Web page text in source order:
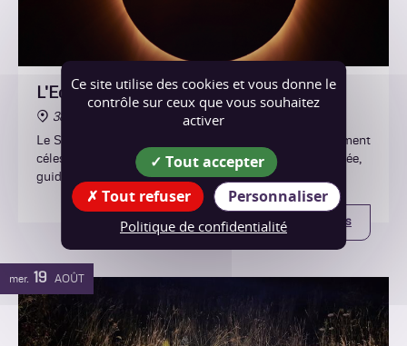
L'Eclipse de Soleil
38470 Chasselay
Le Soleil a rendez-vous avec la Lune ! Vivez cet événement
céleste rare en direct et de manière totalement sécurisée,
guidé par un astronome professionnel.
Plus d'infos
mer. 19 AOÛT
Ce site utilise des cookies et vous donne le
contrôle sur ceux que vous souhaitez
activer
Tout accepter
Tout refuser
Personnaliser
Politique de confidentialité